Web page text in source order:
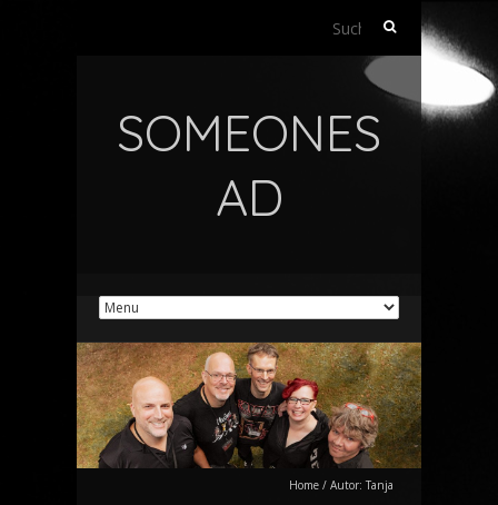
Suchen
SOMEONES
AD
Home / Autor: Tanja